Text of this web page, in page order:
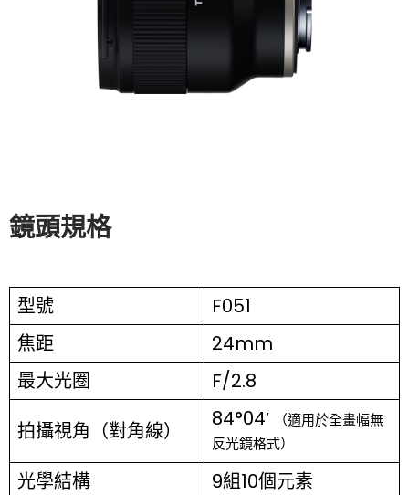
鏡頭規格
型號
F051
焦距
24mm
最大光圈
F/2.8
拍攝視角（對角線）
84°04′
（適用於全畫幅無
反光鏡格式）
光學結構
9組10個元素